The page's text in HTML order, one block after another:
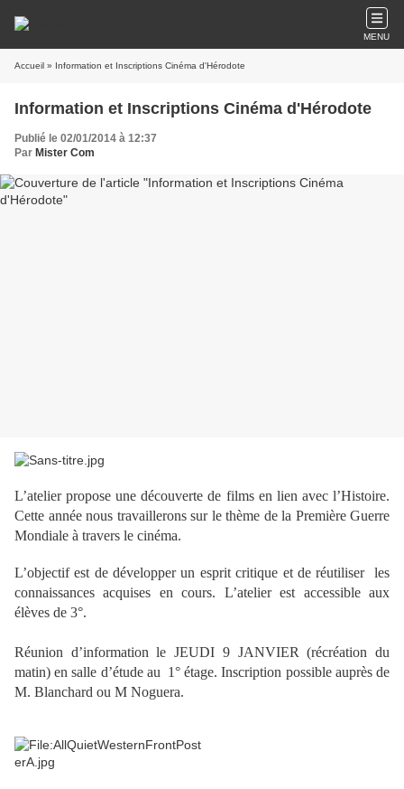
MENU
Accueil » Information et Inscriptions Cinéma d'Hérodote
Information et Inscriptions Cinéma d'Hérodote
Publié le 02/01/2014 à 12:37
Par Mister Com
L’atelier propose une découverte de films en lien avec l’Histoire.
Cette année nous travaillerons sur le thème de la Première Guerre
Mondiale à travers le cinéma.
L’objectif est de développer un esprit critique et de réutiliser les
connaissances acquises en cours. L’atelier est accessible aux
élèves de 3°.
Réunion d’information le JEUDI 9 JANVIER (récréation du
matin) en salle d’étude au 1° étage. Inscription possible auprès de
M. Blanchard ou M Noguera.